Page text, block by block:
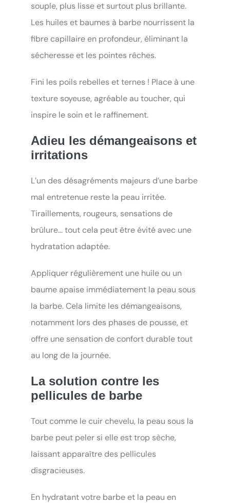
souple, plus lisse et surtout plus brillante.
Les huiles et baumes à barbe nourrissent la
fibre capillaire en profondeur, éliminant la
sécheresse et les pointes rêches.
Fini les poils rebelles et ternes ! Place à une
texture soyeuse, agréable au toucher, qui
inspire le soin et le raffinement.
Adieu les démangeaisons et
irritations
L’un des désagréments majeurs d’une barbe
mal entretenue reste la peau irritée.
Tiraillements, rougeurs, sensations de
brûlure… tout cela peut être évité avec une
hydratation adaptée.
Appliquer régulièrement une huile ou un
baume apaise immédiatement la peau sous
la barbe. Cela limite les démangeaisons,
notamment lors des phases de pousse, et
offre une sensation de confort durable tout
au long de la journée.
La solution contre les
pellicules de barbe
Tout comme le cuir chevelu, la peau sous la
barbe peut peler si elle est trop sèche,
laissant apparaître des pellicules
disgracieuses.
En hydratant votre barbe et la peau en